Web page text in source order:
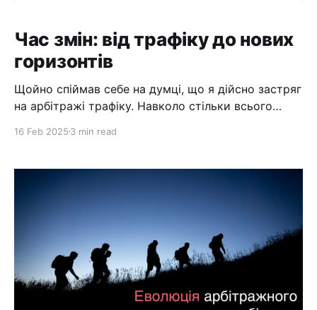
Час змін: від трафіку до нових
горизонтів
Щойно спіймав себе на думці, що я дійсно застряг
на арбітражі трафіку. Навколо стільки всього
величезні ніші: AI та крипта. Вже не один рік, а я
як, коли мозок починає відкидати все нове і хоче
16 Feb 2025 3 min read